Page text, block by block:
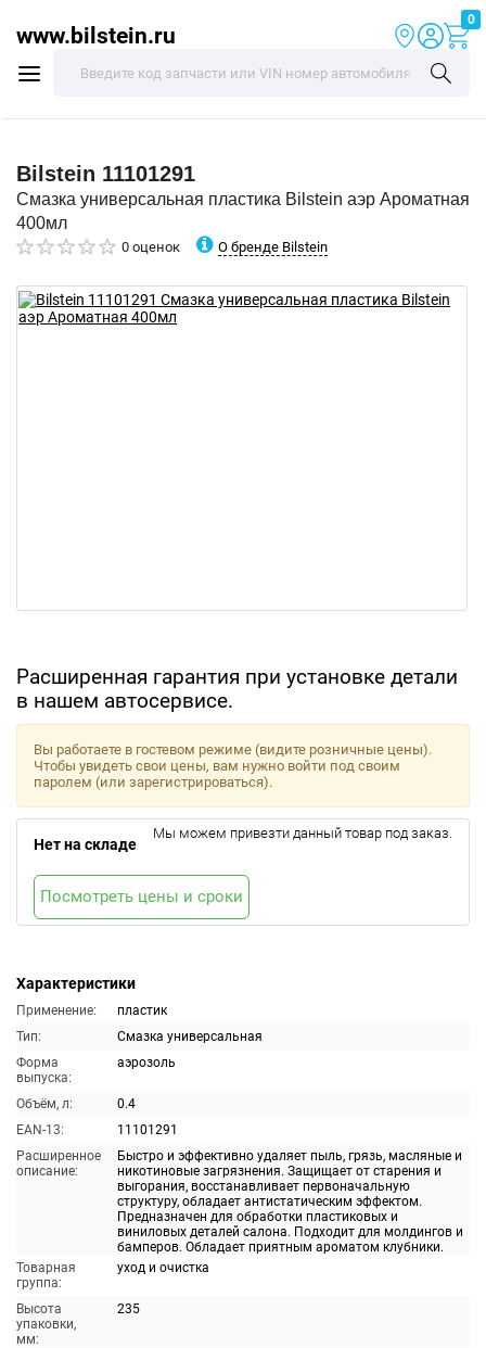
www.bilstein.ru
0
Bilstein 11101291
Смазка универсальная пластика Bilstein аэр Ароматная
400мл
0 оценок О бренде Bilstein
Расширенная гарантия при установке детали
в нашем автосервисе.
Характеристики
Применение:
пластик
Тип:
Смазка универсальная
Форма
выпуска:
аэрозоль
Объём, л:
0.4
EAN-13:
11101291
Расширенное
описание:
Быстро и эффективно удаляет пыль, грязь, масляные и
никотиновые загрязнения. Защищает от старения и
выгорания, восстанавливает первоначальную
структуру, обладает антистатическим эффектом.
Предназначен для обработки пластиковых и
виниловых деталей салона. Подходит для молдингов и
бамперов. Обладает приятным ароматом клубники.
Товарная
группа:
уход и очистка
Высота
упаковки,
мм:
235
Вы работаете в гостевом режиме (видите розничные цены).
Чтобы увидеть свои цены, вам нужно войти под своим
паролем (или зарегистрироваться).
Нет на складе
Мы можем привезти данный товар под заказ.
Посмотреть цены и сроки